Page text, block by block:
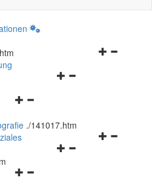
Navigationsmenü
Navigationsmenü
und
schließen
./141017.htm
Navigationsmenü
Navigationsmenü